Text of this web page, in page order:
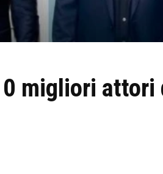
migliori attori